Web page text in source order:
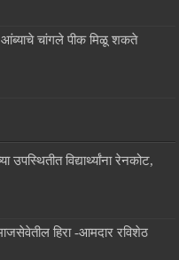
आंब्याचे चांगले पीक मिळू शकते
विद्यार्थ्यांना रेनकोट,
हिरा -आमदार रविशेठ